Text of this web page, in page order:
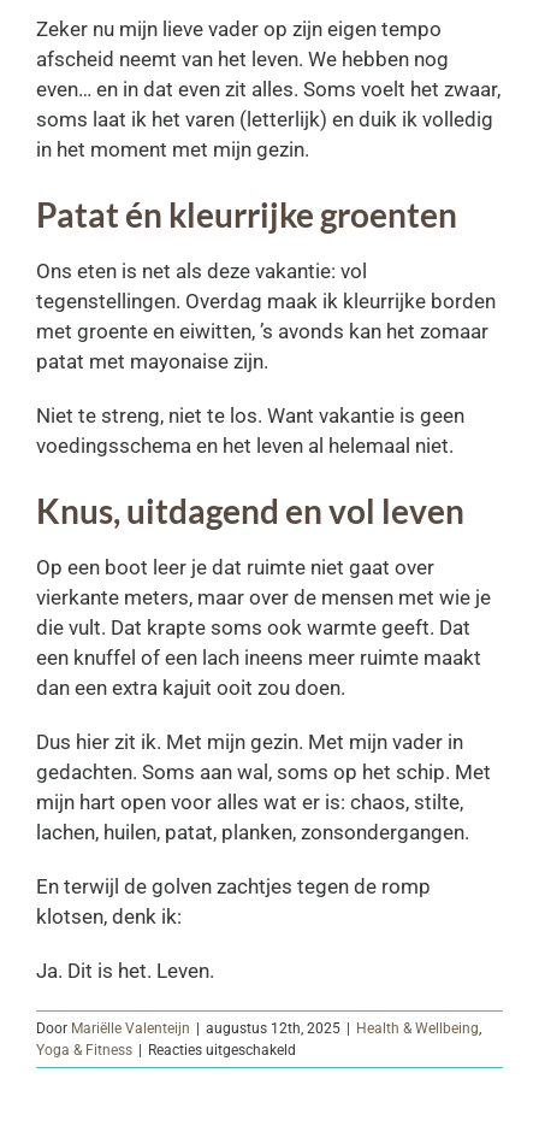
Zeker nu mijn lieve vader op zijn eigen tempo
afscheid neemt van het leven. We hebben nog
even… en in dat even zit alles. Soms voelt het zwaar,
soms laat ik het varen (letterlijk) en duik ik volledig
in het moment met mijn gezin.
Patat én kleurrijke groenten
Ons eten is net als deze vakantie: vol
tegenstellingen. Overdag maak ik kleurrijke borden
met groente en eiwitten, ’s avonds kan het zomaar
patat met mayonaise zijn.
Niet te streng, niet te los. Want vakantie is geen
voedingsschema en het leven al helemaal niet.
Knus, uitdagend en vol leven
Op een boot leer je dat ruimte niet gaat over
vierkante meters, maar over de mensen met wie je
die vult. Dat krapte soms ook warmte geeft. Dat
een knuffel of een lach ineens meer ruimte maakt
dan een extra kajuit ooit zou doen.
Dus hier zit ik. Met mijn gezin. Met mijn vader in
gedachten. Soms aan wal, soms op het schip. Met
mijn hart open voor alles wat er is: chaos, stilte,
lachen, huilen, patat, planken, zonsondergangen.
En terwijl de golven zachtjes tegen de romp
klotsen, denk ik:
Ja. Dit is het. Leven.
Door Mariëlle Valenteijn augustus 12th, 2025 Health & Wellbeing,
Yoga & Fitness
Reacties uitgeschakeld
TUSSEN